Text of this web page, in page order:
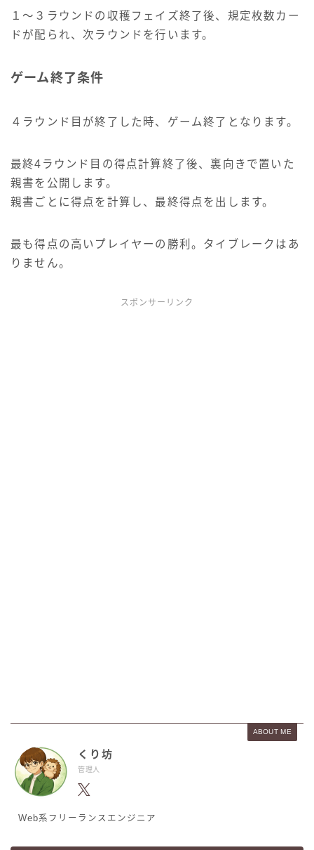
１～３ラウンドの収穫フェイズ終了後、規定枚数カー
ドが配られ、次ラウンドを行います。
ゲーム終了条件
４ラウンド目が終了した時、ゲーム終了となります。
最終4ラウンド目の得点計算終了後、裏向きで置いた
親書を公開します。
親書ごとに得点を計算し、最終得点を出します。
最も得点の高いプレイヤーの勝利。タイブレークはあ
りません。
スポンサーリンク
ABOUT ME
くり坊
管理人
Web系フリーランスエンジニア